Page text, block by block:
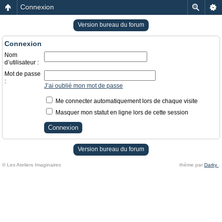
Connexion
Version bureau du forum
Connexion
Nom
d’utilisateur :
Mot de passe
:
J’ai oublié mon mot de passe
Me connecter automatiquement lors de chaque visite
Masquer mon statut en ligne lors de cette session
Version bureau du forum
© Les Ateliers Imaginaires thème par Darky